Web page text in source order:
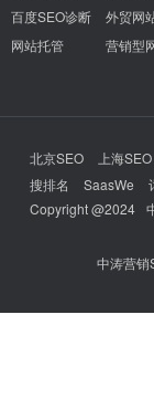
百度SEO诊断
网站托管
外贸网
营销型
北京SEO 上海SEO
搜排名
SaasWe
Copyright @2024
中涛营销